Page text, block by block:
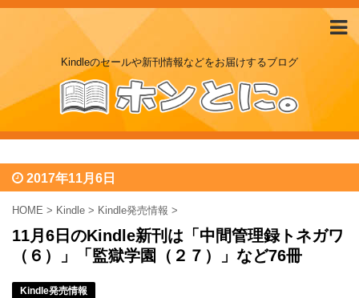
Kindleのセールや新刊情報などをお届けするブログ
2017年11月6日
HOME > Kindle > Kindle発売情報 >
11月6日のKindle新刊は「中間管理録トネガワ
（６）」「監獄学園（２７）」など76冊
Kindle発売情報